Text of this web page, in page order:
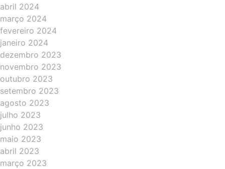
abril 2024
março 2024
fevereiro 2024
janeiro 2024
dezembro 2023
novembro 2023
outubro 2023
setembro 2023
agosto 2023
julho 2023
junho 2023
maio 2023
abril 2023
março 2023